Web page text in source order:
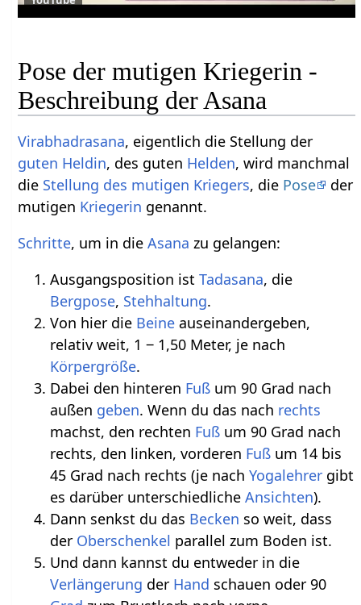
Pose der mutigen Kriegerin -
Beschreibung der Asana
Virabhadrasana, eigentlich die Stellung der
guten Heldin, des guten Helden, wird manchmal
die Stellung des mutigen Kriegers, die Pose
der
mutigen Kriegerin genannt.
Schritte, um in dieAsana zu gelangen:
Ausgangsposition istTadasana, die
Bergpose, Stehhaltung.
Von hier die Beine auseinandergeben,
relativ weit, 1 ‒ 1,50 Meter, je nach
Körpergröße.
Dabei den hinteren Fuß um 90 Grad nach
außen geben. Wenn du das nach rechts
machst, den rechten Fuß um 90 Grad nach
rechts, den linken, vorderen Fuß um 14 bis
45 Grad nach rechts (je nachYogalehrer gibt
es darüber unterschiedlicheAnsichten).
Dann senkst du das Becken so weit, dass
der Oberschenkel parallel zum Boden ist.
Und dann kannst du entweder in die
Verlängerung der Hand schauen oder 90